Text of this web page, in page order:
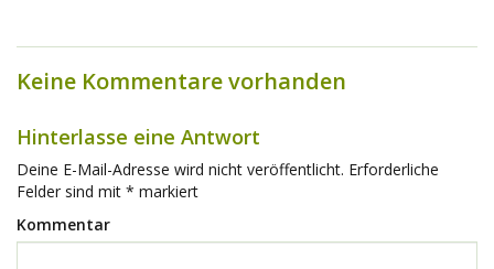
Keine Kommentare vorhanden
Hinterlasse eine Antwort
Deine E-Mail-Adresse wird nicht veröffentlicht. Erforderliche
Felder sind mit * markiert
Kommentar